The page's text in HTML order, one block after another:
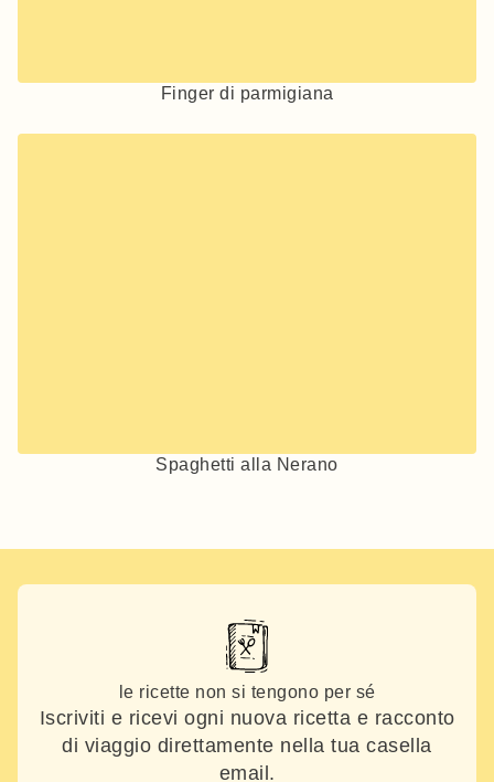
Finger di parmigiana
Spaghetti alla Nerano
le ricette non si tengono per sé
Iscriviti e ricevi ogni nuova ricetta e racconto
di viaggio direttamente nella tua casella
email.